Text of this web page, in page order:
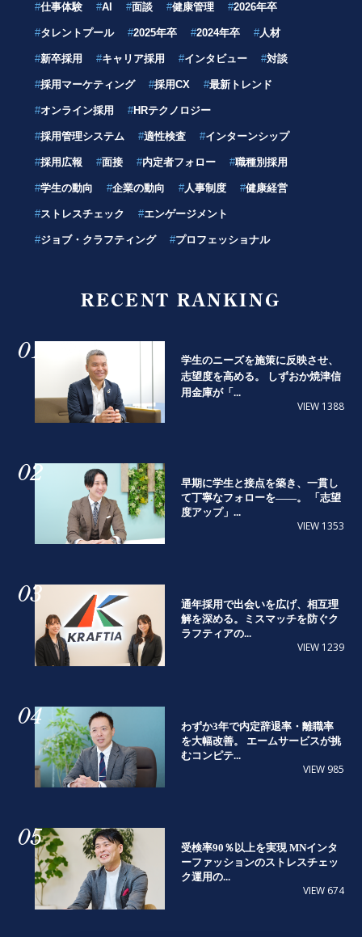
#仕事体験 #AI #面談 #健康管理 #2026年卒
#タレントプール #2025年卒 #2024年卒 #人材
#新卒採用 #キャリア採用 #インタビュー #対談
#採用マーケティング #採用CX #最新トレンド
#オンライン採用 #HRテクノロジー
#採用管理システム #適性検査 #インターンシップ
#採用広報 #面接 #内定者フォロー #職種別採用
#学生の動向 #企業の動向 #人事制度 #健康経営
#ストレスチェック #エンゲージメント
#ジョブ・クラフティング #プロフェッショナル
RECENT RANKING
01
学生のニーズを施策に反映させ、
志望度を高める。 しずおか焼津信
用金庫が「...
VIEW 1388
02
早期に学生と接点を築き、一貫し
て丁寧なフォローを――。 「志望
度アップ」...
VIEW 1353
03
通年採用で出会いを広げ、相互理
解を深める。ミスマッチを防ぐク
ラフティアの...
VIEW 1239
04
わずか3年で内定辞退率・離職率
を大幅改善。 エームサービスが挑
むコンピテ...
VIEW 985
05
受検率90％以上を実現 MNインタ
ーファッションのストレスチェッ
ク運用の...
VIEW 674